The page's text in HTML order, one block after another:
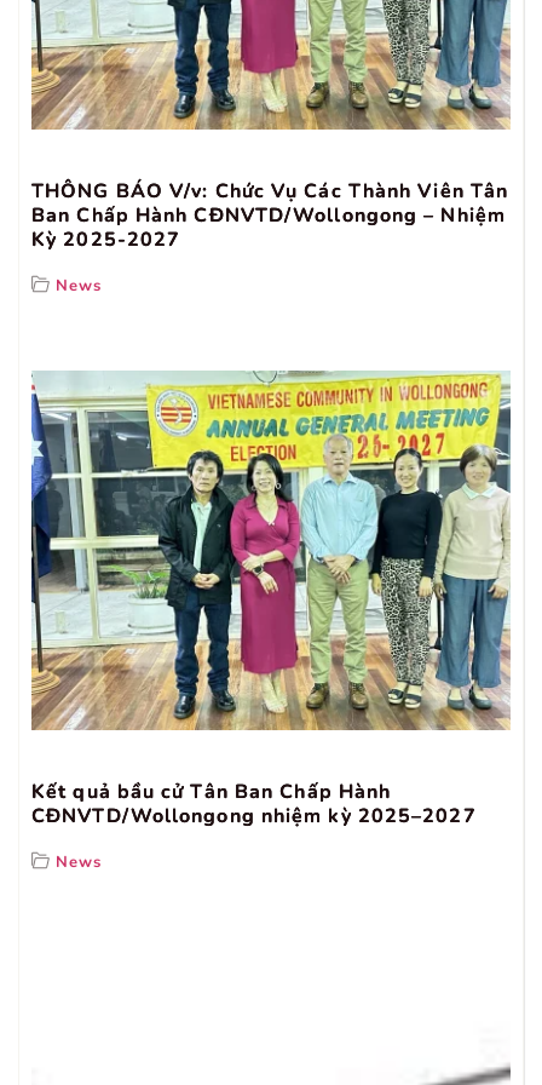
THÔNG BÁO V/v: Chức Vụ Các Thành Viên Tân
Ban Chấp Hành CĐNVTD/Wollongong – Nhiệm
Kỳ 2025-2027
News
Kết quả bầu cử Tân Ban Chấp Hành
CĐNVTD/Wollongong nhiệm kỳ 2025–2027
News